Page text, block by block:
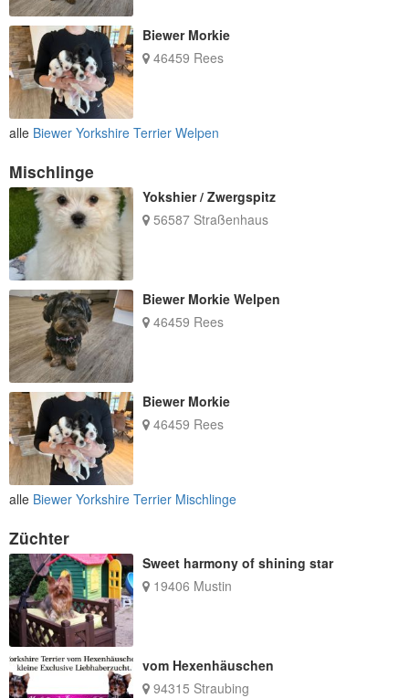
Biewer Morkie
46459 Rees
alle Biewer Yorkshire Terrier Welpen
Mischlinge
Yokshier / Zwergspitz
56587 Straßenhaus
Biewer Morkie Welpen
46459 Rees
Biewer Morkie
46459 Rees
alle Biewer Yorkshire Terrier Mischlinge
Züchter
Sweet harmony of shining star
19406 Mustin
vom Hexenhäuschen
94315 Straubing